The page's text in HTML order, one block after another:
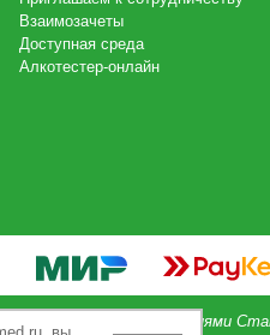
Взаимозачеты
Доступная среда
Алкотестер-онлайн
определяемой положениями